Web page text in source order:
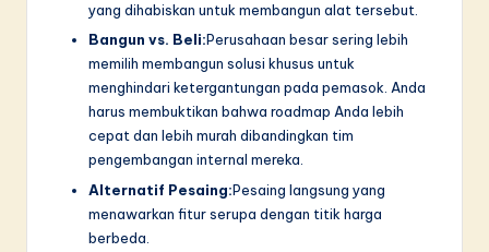
yang dihabiskan untuk membangun alat tersebut.
Bangun vs. Beli:Perusahaan besar sering lebih
memilih membangun solusi khusus untuk
menghindari ketergantungan pada pemasok. Anda
harus membuktikan bahwa roadmap Anda lebih
cepat dan lebih murah dibandingkan tim
pengembangan internal mereka.
Alternatif Pesaing:Pesaing langsung yang
menawarkan fitur serupa dengan titik harga
berbeda.